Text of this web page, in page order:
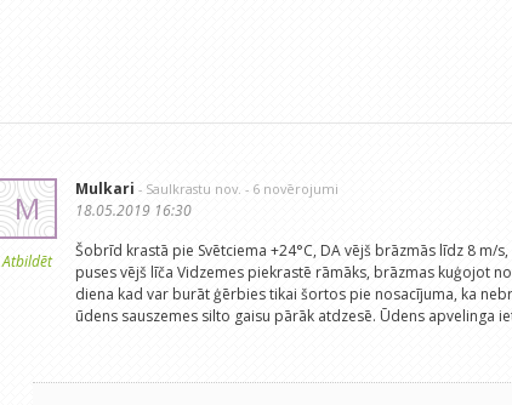
M
Atbildēt
Mulkari - Saulkrastu nov. - 6 novērojumi
18.05.2019 16:30
Šobrīd krastā pie Svētciema +24°C, DA vējš brāzmās līdz 8 m/
puses vējš līča Vidzemes piekrastē rāmāks, brāzmas kuģojot
diena kad var burāt ģērbies tikai šortos pie nosacījuma, ka
ūdens sauszemes silto gaisu pārāk atdzesē. Ūdens apvelinga